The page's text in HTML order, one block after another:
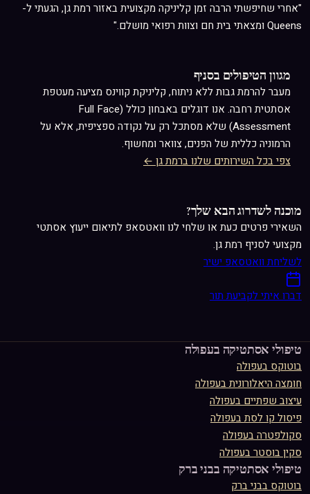
"אחרי שחיפשתי הרבה זמן קליניקה מקצועית באזור רמת גן, הגעתי ל-
Queens ומצאתי בית חם וצוות רפואי מושלם."
מגוון הטיפולים בסניף
מעבר להרמת גבות ללא ניתוח, קליניקת קווינס מציעה מעטפת
אסתטית רחבה. אנו דוגלים באבחון כולל (Full Face
Assessment) שלא מסתכל רק על נקודה ספציפית, אלא על
הרמוניה כללית של הפנים, צוואר ומחשוף.
צפי בכל השירותים שלנו ברמת גן ←
מוכנה לשדרוג הבא שלך?
השאירי פרטים כעת או שלחי לנו וואטסאפ לתיאום ייעוץ אסתטי
מקצועי לסניף רמת גן.
לשליחת וואטסאפ ישיר
דברו איתי לקביעת תור
טיפולי אסתטיקה בעפולה
בוטוקס בעפולה
חומצה היאלורוניתבעפולה
עיצוב שפתיים בעפולה
פיסול קו לסתבעפולה
סקולפטרהבעפולה
סקין בוסטרבעפולה
טיפולי אסתטיקה בבני ברק
בוטוקס בבני ברק